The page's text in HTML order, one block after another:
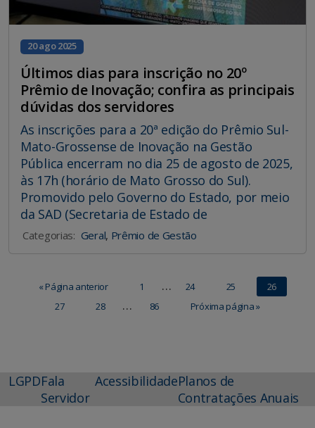
20 ago 2025
Últimos dias para inscrição no 20º
Prêmio de Inovação; confira as principais
dúvidas dos servidores
As inscrições para a 20ª edição do Prêmio Sul-
Mato-Grossense de Inovação na Gestão
Pública encerram no dia 25 de agosto de 2025,
às 17h (horário de Mato Grosso do Sul).
Promovido pelo Governo do Estado, por meio
da SAD (Secretaria de Estado de
Categorias: Geral, Prêmio de Gestão
« Página anterior 1 … 24 25
26
27
28 … 86 Próxima página »
LGPDFala
Servidor
AcessibilidadePlanos de
Contratações Anuais